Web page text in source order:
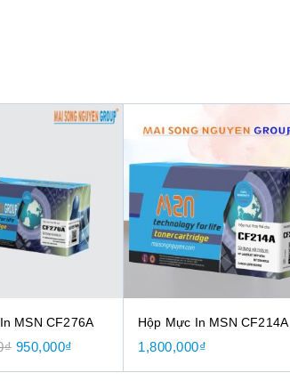
MSN CF276A
₫ 950,000₫
Hộp Mực In MSN CF214A
1,800,000₫